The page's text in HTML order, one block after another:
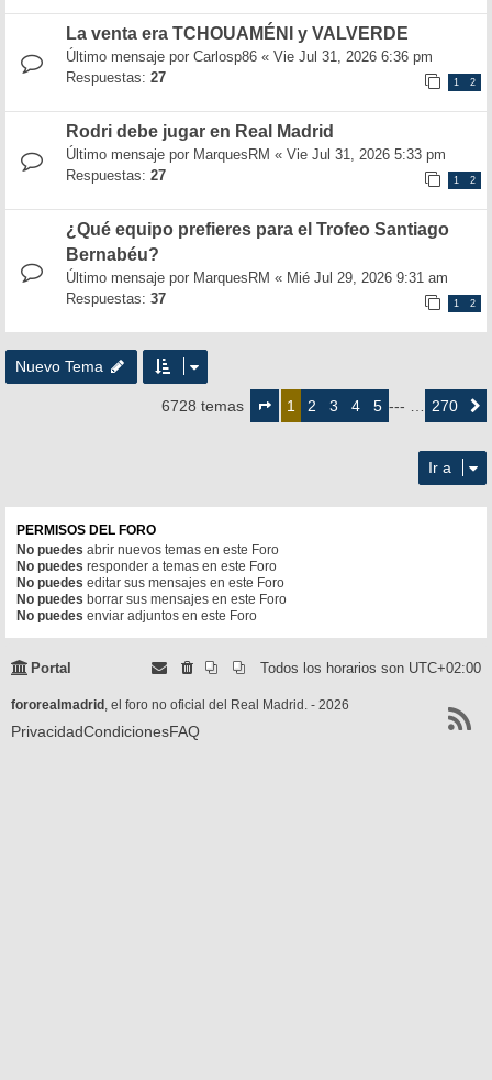
La venta era TCHOUAMÉNI y VALVERDE
Último mensaje por Carlosp86 « Vie Jul 31, 2026 6:36 pm
Respuestas: 27 1 2
Rodri debe jugar en Real Madrid
Último mensaje por MarquesRM « Vie Jul 31, 2026 5:33 pm
Respuestas: 27 1 2
¿Qué equipo prefieres para el Trofeo Santiago
Bernabéu?
Último mensaje por MarquesRM « Mié Jul 29, 2026 9:31 am
Respuestas: 37 1 2
Nuevo Tema
6728 temas
de
1 2 3 4 5 --- … 270
Ir a
PERMISOS DEL FORO
No puedes abrir nuevos temas en este Foro
No puedes responder a temas en este Foro
No puedes editar sus mensajes en este Foro
No puedes borrar sus mensajes en este Foro
No puedes enviar adjuntos en este Foro
Portal Todos los horarios son UTC+02:00
fororealmadrid , el foro no oficial del Real Madrid. - 2026
PrivacidadCondicionesFAQ